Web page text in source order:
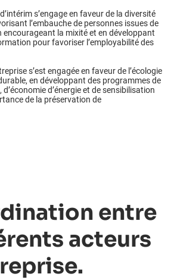
s’engage en faveur de la diversité
l’embauche de personnes issues de
encourageant la mixité et en développant
pour favoriser l’employabilité des
s’est engagée en faveur de l’écologie
en développant des programmes de
d’énergie et de sensibilisation
de la préservation de
entre
acteurs